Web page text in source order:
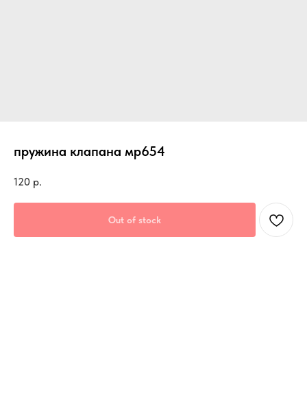
пружина клапана мр654
120 р.
Out of stock